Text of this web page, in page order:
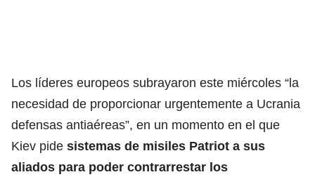
Los líderes europeos subrayaron este miércoles “la
necesidad de proporcionar urgentemente a Ucrania
defensas antiaéreas”, en un momento en el que
Kiev pide sistemas de misiles Patriot a sus
aliados para poder contrarrestar los